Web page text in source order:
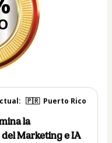
🇵🇷 Puerto Rico
la
Marketing e IA